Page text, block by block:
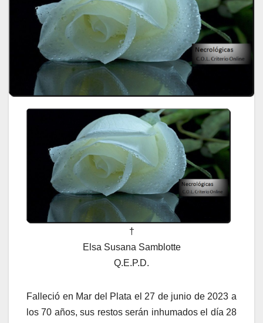
†
Elsa Susana Samblotte
Q.E.P.D.
Falleció en Mar del Plata el 27 de junio de 2023 a
los 70 años, sus restos serán inhumados el día 28